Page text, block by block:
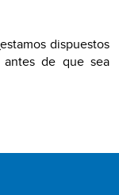
dispuestos
de que sea